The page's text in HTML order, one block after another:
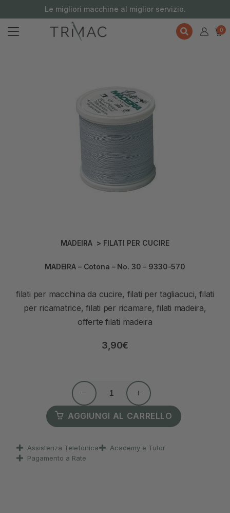
Le migliori macchine al miglior servizio.
0
MADEIRA > FILATI PER CUCIRE
MADEIRA – Cotona – No. 30 – 9330-570
filati per macchina da cucire, filati per tagliacuci, filati
per ricamatrice, filati per ricamare, filati madeira,
offerte filati madeira
3,90€
AGGIUNGI AL CARRELLO
Assistenza Telefonica
Academy e Tutor
Pagamento a Rate